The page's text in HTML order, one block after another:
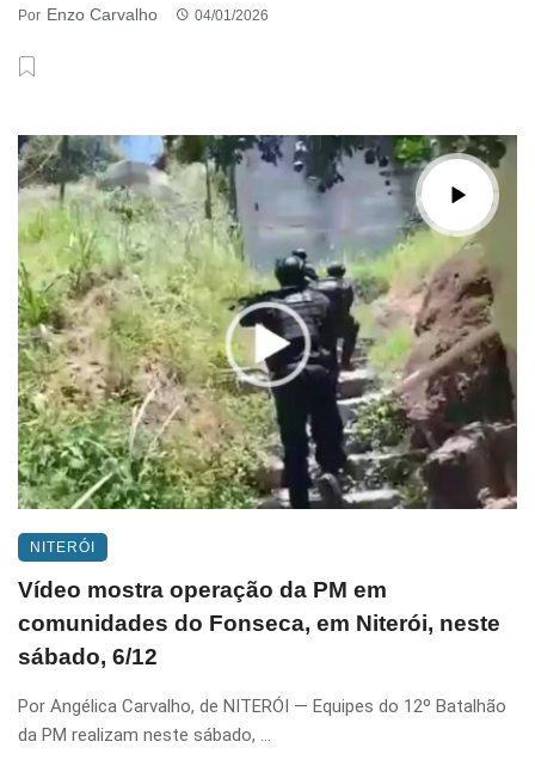
Por Enzo Carvalho 04/01/2026
NITERÓI
Vídeo mostra operação da PM em
comunidades do Fonseca, em Niterói, neste
sábado, 6/12
Por Angélica Carvalho, de NITERÓI — Equipes do 12º Batalhão
da PM realizam neste sábado, ...